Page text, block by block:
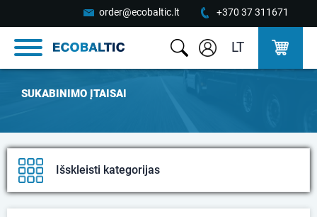
order@ecobaltic.lt +370 37 311671
LT
SUKABINIMO ĮTAISAI
Išskleisti kategorijas